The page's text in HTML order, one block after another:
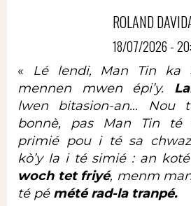
ROLAND
18/07/2026 -
« Lé lendi, Man Tin ka
mennen mwen épi’y.
lwen bitasion-an… Nou
bonnè, pas Man Tin té
primié pou i té sa
kò’y la i té simié : an
woch tet friyé, menm
té pé mété rad-la tranpé.